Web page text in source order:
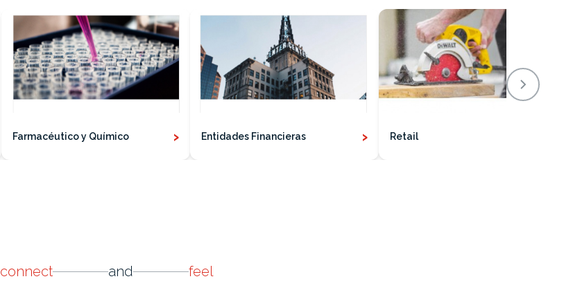
Farmacéutico y Químico › Entidades Financieras › Retail
connect and feel